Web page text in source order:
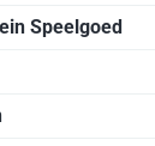
Speelgoed